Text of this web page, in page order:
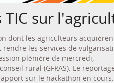
TIC sur
dont les agriculteurs
les services de
plénière de mercredi,
rural (GFRAS). Le reportage
sur le hackathon en cours.